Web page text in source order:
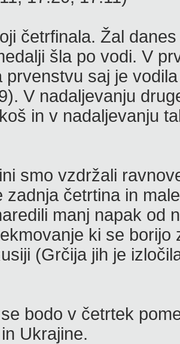
četrfinala. Žal
šla po vodi. V
prvenstvu saj je
V nadaljevanju
in v nadaljevanju
smo vzdržali
zadnja četrtina in
manj napak od
ki se
(Grčija jih je
bodo v četrtek
Ukrajine.